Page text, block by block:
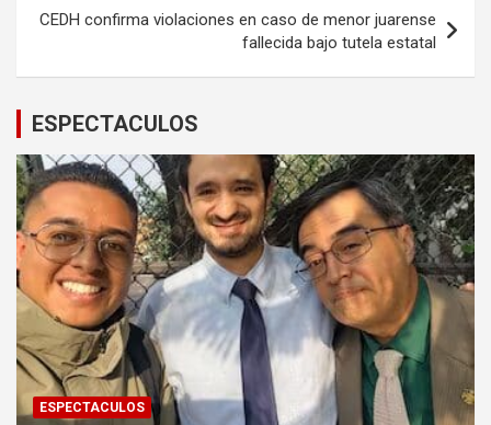
CEDH confirma violaciones en caso de menor juarense
fallecida bajo tutela estatal
ESPECTACULOS
ESPECTACULOS